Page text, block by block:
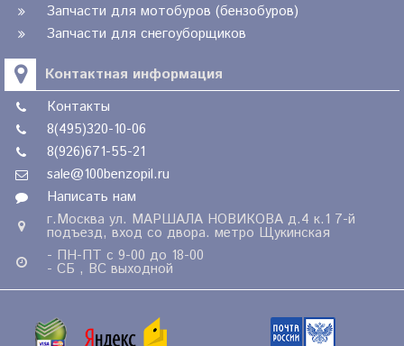
Запчасти для мотобуров (бензобуров)
Запчасти для снегоуборщиков
Контактная информация
Контакты
8(495)320-10-06
8(926)671-55-21
sale@100benzopil.ru
Написать нам
г.Москва ул. МАРШАЛА НОВИКОВА д.4 к.1 7-й
подъезд, вход со двора. метро Щукинская
- ПН-ПТ с 9-00 до 18-00
- СБ , ВС выходной